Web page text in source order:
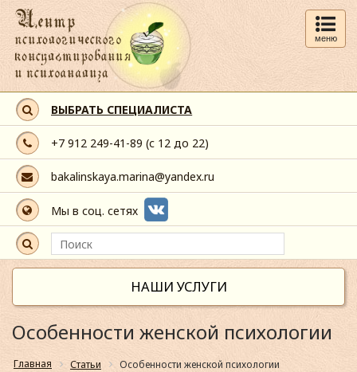
меню
ВЫБРАТЬ СПЕЦИАЛИСТА
+7 912 249-41-89 (с 12 до 22)
bakalinskaya.marina@yandex.ru
Мы в соц. сетях
НАШИ УСЛУГИ
Особенности женской психологии
Главная Статьи Особенности женской психологии